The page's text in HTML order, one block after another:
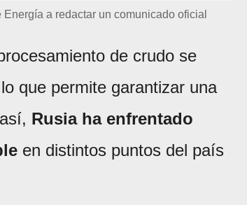
a redactar un comunicado oficial
de crudo se
que permite garantizar una
Rusia ha enfrentado
en distintos puntos del país